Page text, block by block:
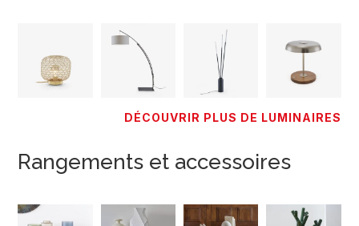
DÉCOUVRIR PLUS DE LUMINAIRES
Rangements et accessoires